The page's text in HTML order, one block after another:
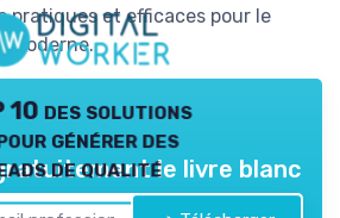
pratiques et efficaces pour le
moderne.
10 des solutions
générer des
de qualitéle livre blanc